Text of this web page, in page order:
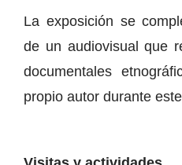
La exposición se
de un audiovisual que
documentales
propio autor durante